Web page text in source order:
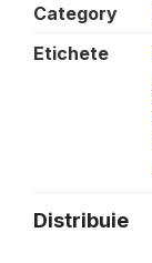
Category
Etichete
Distribuie